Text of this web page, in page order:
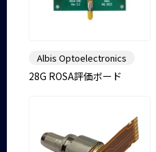
Albis Optoelectronics
28G ROSA評価ボード